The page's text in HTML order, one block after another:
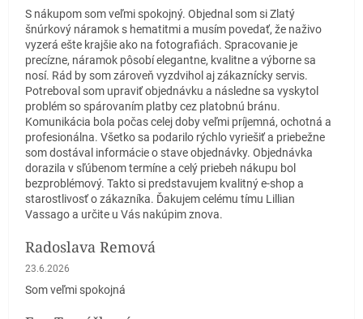
S nákupom som veľmi spokojný. Objednal som si Zlatý
šnúrkový náramok s hematitmi a musím povedať, že naživo
vyzerá ešte krajšie ako na fotografiách. Spracovanie je
precízne, náramok pôsobí elegantne, kvalitne a výborne sa
nosí. Rád by som zároveň vyzdvihol aj zákaznícky servis.
Potreboval som upraviť objednávku a následne sa vyskytol
problém so spárovaním platby cez platobnú bránu.
Komunikácia bola počas celej doby veľmi príjemná, ochotná a
profesionálna. Všetko sa podarilo rýchlo vyriešiť a priebežne
som dostával informácie o stave objednávky. Objednávka
dorazila v sľúbenom termíne a celý priebeh nákupu bol
bezproblémový. Takto si predstavujem kvalitný e-shop a
starostlivosť o zákazníka. Ďakujem celému tímu Lillian
Vassago a určite u Vás nakúpim znova.
Radoslava Remová
Hodnotenie obchodu je 5 z 5 hviezdičiek.
23.6.2026
Som veľmi spokojná